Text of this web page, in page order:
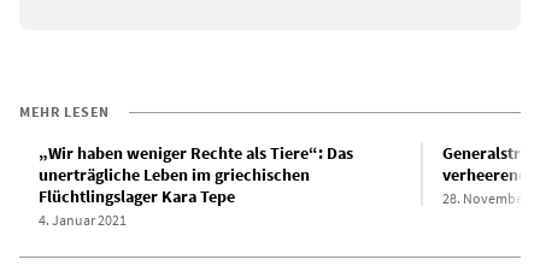
MEHR LESEN
„Wir haben weniger Rechte als Tiere“: Das
unerträgliche Leben im griechischen
Flüchtlingslager Kara Tepe
4. Januar 2021
28. November